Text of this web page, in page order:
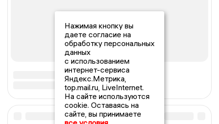
Нажимая кнопку вы
даете согласие на
обработку персональных
данных
с использованием
интернет-сервиса
Яндекс.Метрика,
top.mail.ru, LiveInternet.
На сайте используются
cookie. Оставаясь на
сайте, вы принимаете